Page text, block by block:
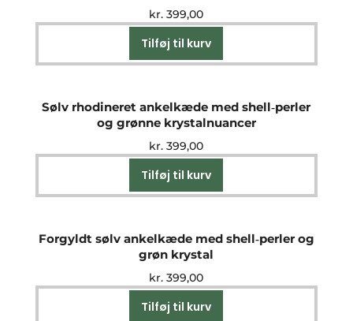
kr. 399,00
Tilføj til kurv
Sølv rhodineret ankelkæde med shell‑perler
og grønne krystalnuancer
kr. 399,00
Tilføj til kurv
Forgyldt sølv ankelkæde med shell‑perler og
grøn krystal
kr. 399,00
Tilføj til kurv